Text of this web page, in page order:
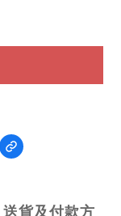
送貨及付款方